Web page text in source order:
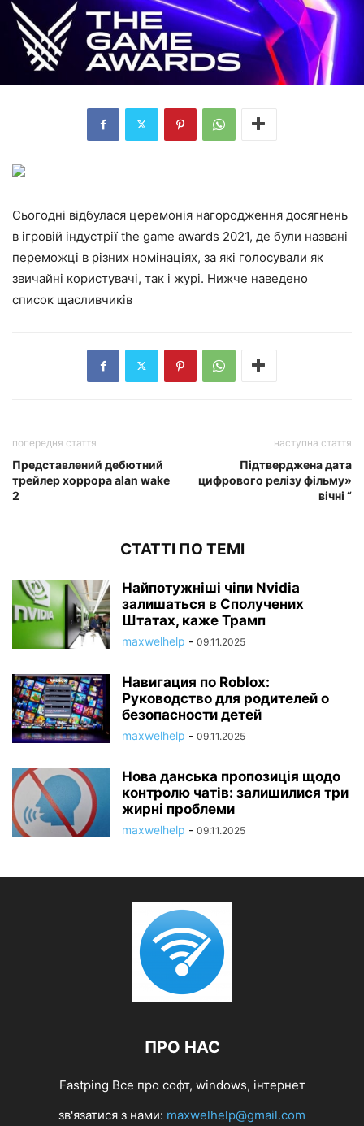
Сьогодні відбулася церемонія нагородження досягнень
в ігровій індустрії the game awards 2021, де були названі
переможці в різних номінаціях, за які голосували як
звичайні користувачі, так і журі. Нижче наведено
список щасливчиків
попередня стаття
Представлений дебютний
трейлер хоррора alan wake
2
наступна стаття
Підтверджена дата
цифрового релізу фільму»
вічні “
СТАТТІ ПО ТЕМІ
Найпотужніші чіпи Nvidia
залишаться в Сполучених
Штатах, каже Трамп
maxwelhelp - 09.11.2025
Навигация по Roblox:
Руководство для родителей о
безопасности детей
maxwelhelp - 09.11.2025
Нова данська пропозиція щодо
контролю чатів: залишилися три
жирні проблеми
maxwelhelp - 09.11.2025
ПРО НАС
Fastping Все про софт, windows, інтернет
зв'язатися з нами: maxwelhelp@gmail.com